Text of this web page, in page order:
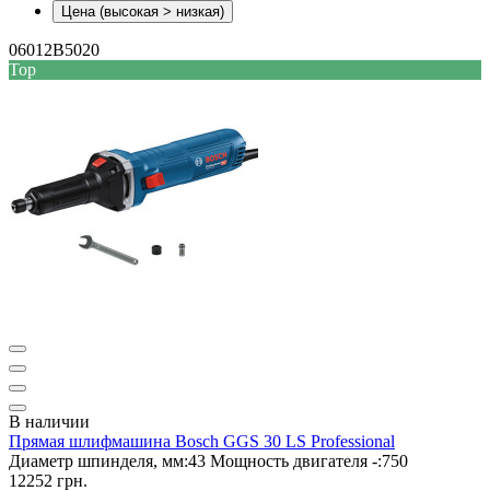
Цена (высокая > низкая)
06012B5020
Top
В наличии
Прямая шлифмашина Bosch GGS 30 LS Professional
Диаметр шпинделя, мм:43 Мощность двигателя -:750
12252 грн.